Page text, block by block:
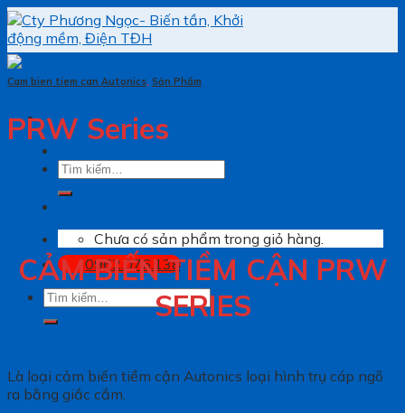
Skip
to
content
Tìm
Chưa có sản phẩm trong giỏ hàng.
0962.076.138
Tìm
Cam bien tiem can Autonics, Sản Phẩm
PRW Series
CẢM BIẾN TIỀM CẬN PRW
SERIES
Là loại cảm biến tiềm cận Autonics loại hình trụ cáp ngõ
ra bằng giắc cắm.